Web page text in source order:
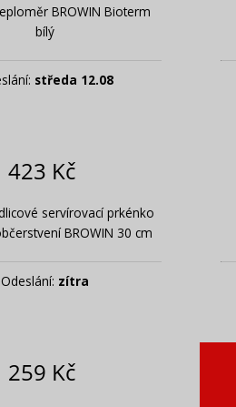
BROWIN Bioterm
bílý
středa 12.08
423 Kč
servírovací prkénko
BROWIN 30 cm
Odeslání: zítra
259 Kč
HAVE